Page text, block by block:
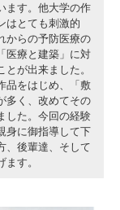
ます。他大学の作
はとても刺激的
からの予防医療の
医療と建築」に対
が出来ました。
品をはじめ、「敷
多く、改めてその
した。今回の経験
身に御指導して下
、後輩達、そして
す。